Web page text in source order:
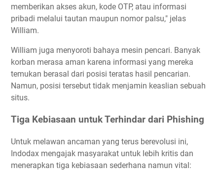
memberikan akses akun, kode OTP, atau informasi
pribadi melalui tautan maupun nomor palsu," jelas
William.
William juga menyoroti bahaya mesin pencari. Banyak
korban merasa aman karena informasi yang mereka
temukan berasal dari posisi teratas hasil pencarian.
Namun, posisi tersebut tidak menjamin keaslian sebuah
situs.
Tiga Kebiasaan untuk Terhindar dari Phishing
Untuk melawan ancaman yang terus berevolusi ini,
Indodax mengajak masyarakat untuk lebih kritis dan
menerapkan tiga kebiasaan sederhana namun vital: